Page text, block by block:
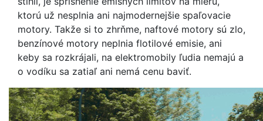
ktorú už nesplnia ani najmodernejšie spaľovacie
motory. Takže si to zhrňme, naftové motory sú zlo,
benzínové motory neplnia flotilové emisie, ani
keby sa rozkrájali, na elektromobily ľudia nemajú a
o vodíku sa zatiaľ ani nemá cenu baviť.